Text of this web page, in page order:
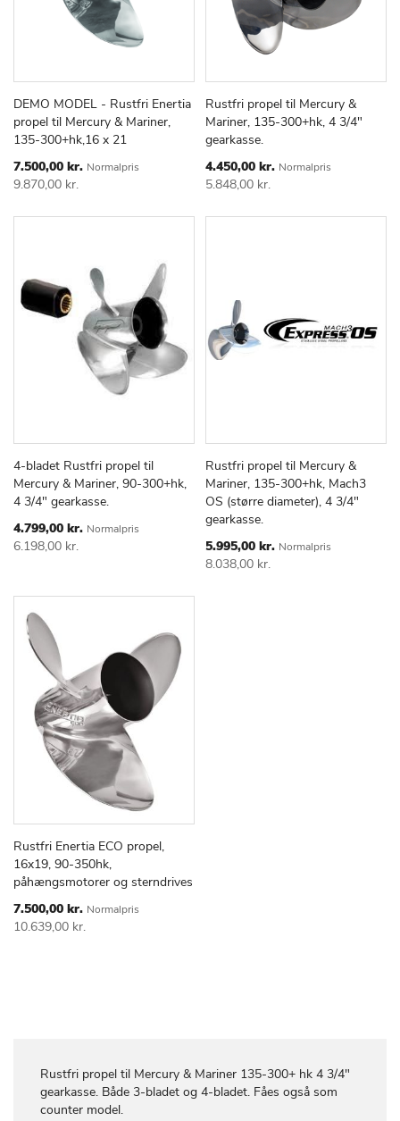
Rustfri propel til Mercury & Mariner 135-300+ hk 4 3/4"
gearkasse. Både 3-bladet og 4-bladet. Fåes også som
counter model.
Læg i kurv
TILFØJ
TIL
LISTE
SAMMENLIGN
DEMO MODEL - Rustfri Enertia
propel til Mercury & Mariner,
135-300+hk,16 x 21
Special
Price
7.500,00 kr. Normalpris
9.870,00 kr.
Læg i kurv
TILFØJ
TIL
LISTE
Rustfri propel til Mercury &
Mariner, 135-300+hk, 4 3/4"
gearkasse.
Special
Price
4.450,00 kr. Normalpris
5.848,00 kr.
Læg i kurv
TILFØJ
TIL
LISTE
SAMMENLIGN
4-bladet Rustfri propel til
Mercury & Mariner, 90-300+hk,
4 3/4" gearkasse.
Special
Price
4.799,00 kr. Normalpris
6.198,00 kr.
Læg i kurv
TILFØJ
TIL
ØNSKE
Rustfri propel til Mercury &
Mariner, 135-300+hk, Mach3
OS (større diameter), 4 3/4"
gearkasse.
Special
Price
5.995,00 kr. Normalpris
8.038,00 kr.
Læg i kurv
TILFØJ
ØNSKE
LISTE
SAMMENLIGN
Rustfri Enertia ECO propel,
16x19, 90-350hk,
påhængsmotorer og sterndrives
Special
Price
7.500,00 kr. Normalpris
10.639,00 kr.